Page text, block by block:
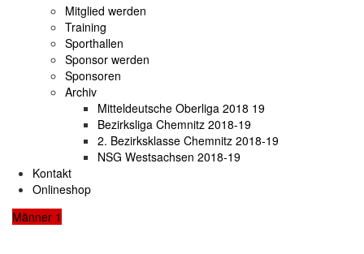
Mitglied werden
Training
Sporthallen
Sponsor werden
Sponsoren
Archiv
Mitteldeutsche Oberliga 2018 19
Bezirksliga Chemnitz 2018-19
2. Bezirksklasse Chemnitz 2018-19
NSG Westsachsen 2018-19
Kontakt
Onlineshop
Männer 1